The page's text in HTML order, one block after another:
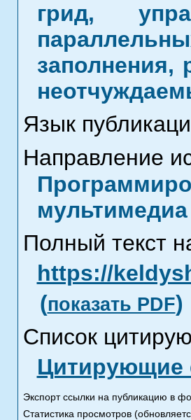
грид,
заполнения,
Язык
Направление
мультимедиа
Полный текст
https://
(показать PDF)
Список
Цитирующие
Экспорт ссылки на публикацию в
Статистика просмотров